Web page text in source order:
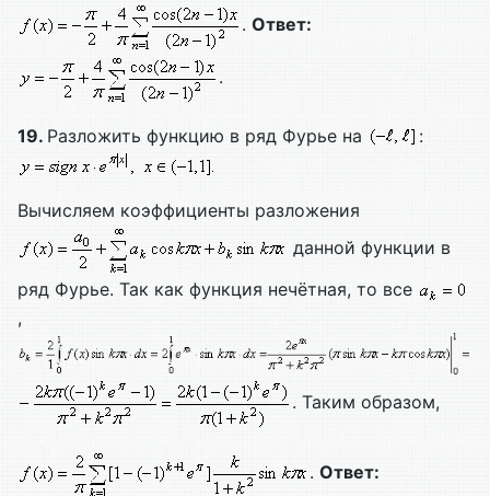
. Ответ:
.
19. Разложить функцию в ряд Фурье на :
Вычисляем коэффициенты разложения
данной функции в
ряд Фурье. Так как функция нечётная, то все
,
. Таким образом,
. Ответ: